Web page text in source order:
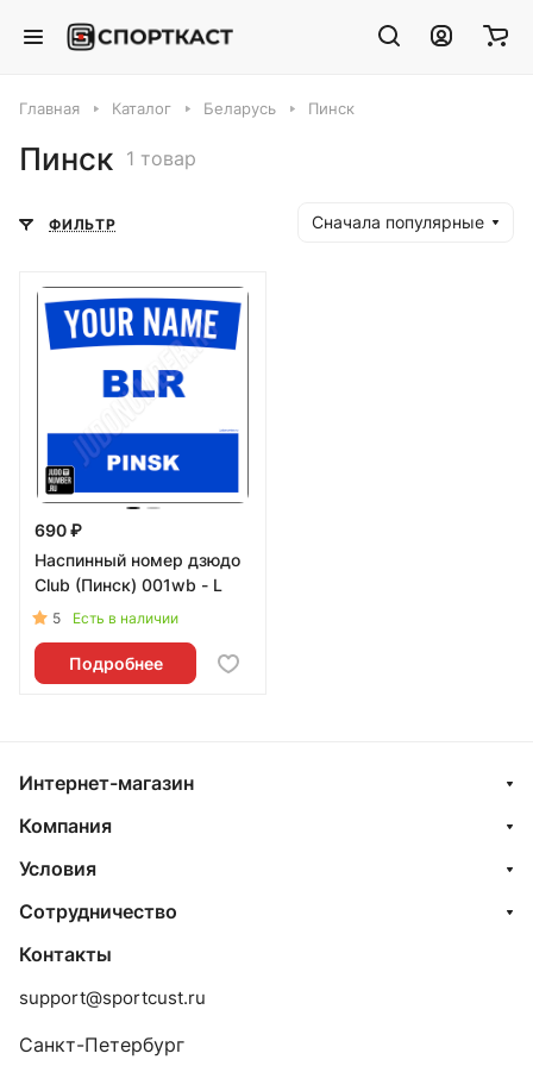
Главная Каталог Беларусь Пинск
Пинск 1 товар
ФИЛЬТР Сначала популярные
690 ₽
Наспинный номер дзюдо
Club (Пинск) 001wb - L
5 Есть в наличии
Подробнее
Интернет-магазин
Компания
Условия
Сотрудничество
Контакты
support@sportcust.ru
Санкт-Петербург